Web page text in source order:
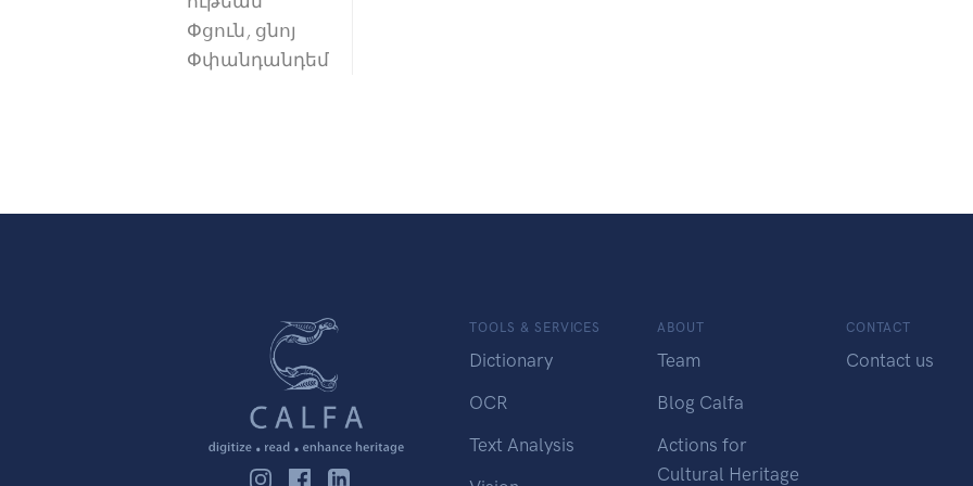
Փցուն, ցնոյ
Փփանդանդեմ
TOOLS & SERVICES
Dictionary
OCR
Text Analysis
ABOUT
Team
Blog Calfa
Actions for
Cultural Heritage
CONTACT
Contact us